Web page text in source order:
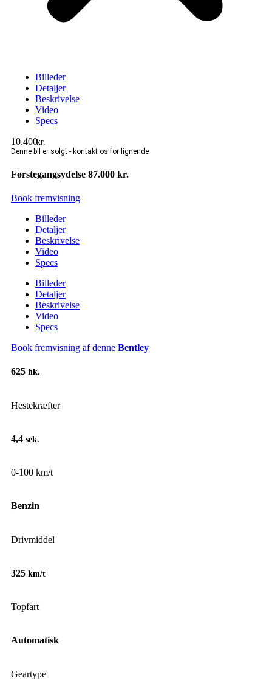
Billeder
Detaljer
Beskrivelse
Video
Specs
10.400kr.
Førstegangsydelse 87.000 kr.
Book fremvisning
Billeder
Detaljer
Beskrivelse
Video
Specs
Billeder
Detaljer
Beskrivelse
Video
Specs
Book fremvisning af denne Bentley
625 hk.
Hestekræfter
4,4 sek.
0-100 km/t
Benzin
Drivmiddel
325 km/t
Topfart
Automatisk
Geartype